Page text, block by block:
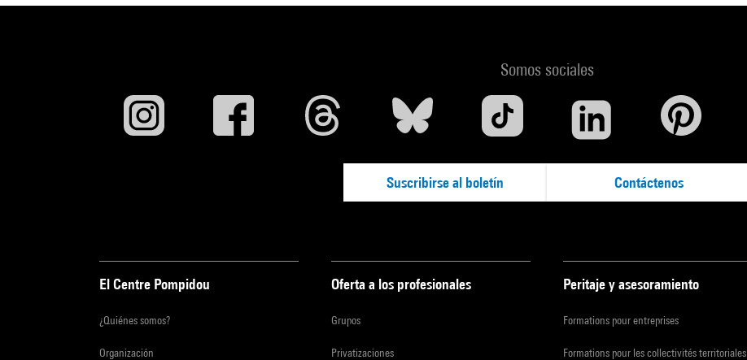
Somos sociales
Suscribirse al boletín Contáctenos
El Centre Pompidou
¿Quiénes somos?
Organización
Oferta a los profesionales
Grupos
Privatizaciones
Peritaje y asesoramiento
Formations pour entreprises
Formations pour les collectivités territoriales